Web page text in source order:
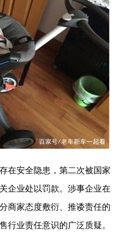
在安全隐患，第二次被国家
企业处以罚款。涉事企业在
商家态度敷衍、推诿责任的
行业责任意识的广泛质疑。